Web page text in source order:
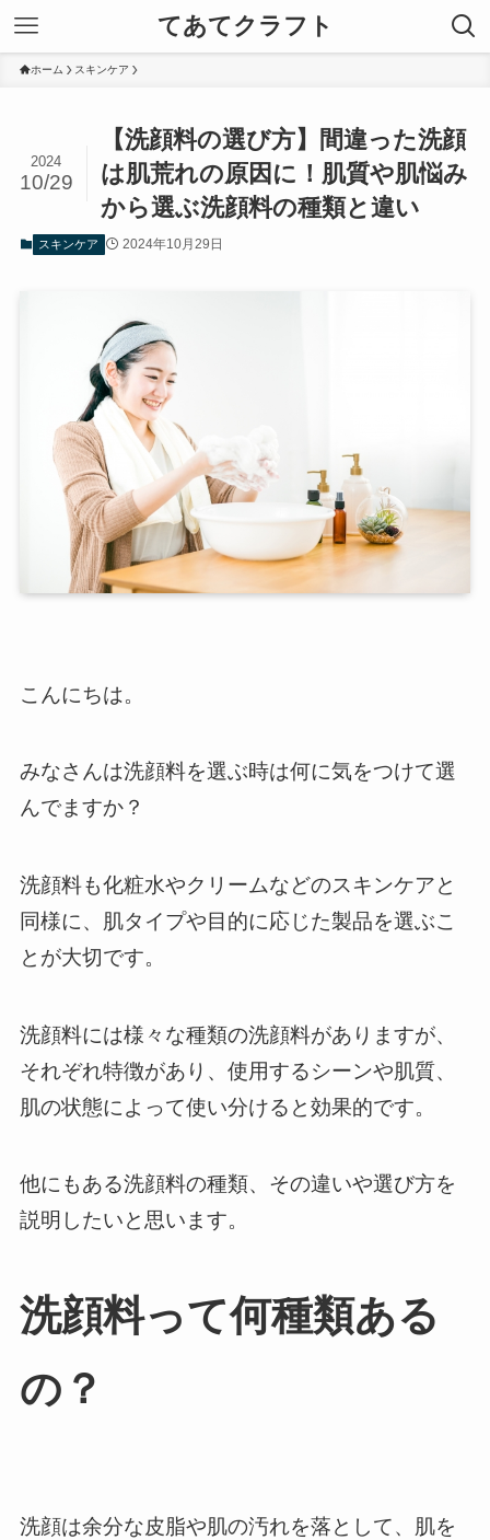
てあてクラフト
ホーム スキンケア
【洗顔料の選び方】間違った洗顔
は肌荒れの原因に！肌質や肌悩み
から選ぶ洗顔料の種類と違い
2024
10/29
スキンケア 2024年10月29日
こんにちは。
みなさんは洗顔料を選ぶ時は何に気をつけて選
んでますか？
洗顔料も化粧水やクリームなどのスキンケアと
同様に、肌タイプや目的に応じた製品を選ぶこ
とが大切です。
洗顔料には様々な種類の洗顔料がありますが、
それぞれ特徴があり、使用するシーンや肌質、
肌の状態によって使い分けると効果的です。
他にもある洗顔料の種類、その違いや選び方を
説明したいと思います。
洗顔料って何種類ある
の？
洗顔は余分な皮脂や肌の汚れを落として、肌を